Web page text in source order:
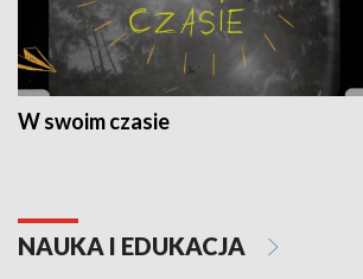
W swoim czasie
NAUKA I EDUKACJA